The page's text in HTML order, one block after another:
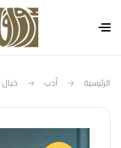
الرئيسية أدب